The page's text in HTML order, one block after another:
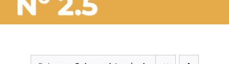
SERVICIOS TALLER